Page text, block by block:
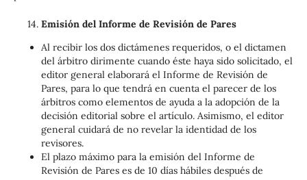
Emisión del Informe de Revisión de Pares
Al recibir los dos dictámenes requeridos, o el dictamen
del árbitro dirimente cuando éste haya sido solicitado, el
editor general elaborará el Informe de Revisión de
Pares, para lo que tendrá en cuenta el parecer de los
árbitros como elementos de ayuda a la adopción de la
decisión editorial sobre el artículo. Asimismo, el editor
general cuidará de no revelar la identidad de los
revisores.
El plazo máximo para la emisión del Informe de
Revisión de Pares es de 10 días hábiles después de